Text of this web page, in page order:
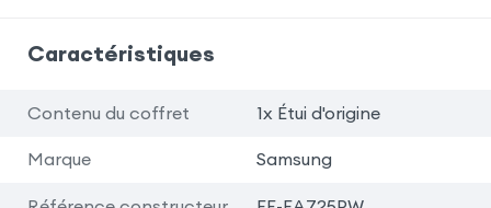
Caractéristiques
Contenu du coffret 1x Étui d'origine
Marque Samsung